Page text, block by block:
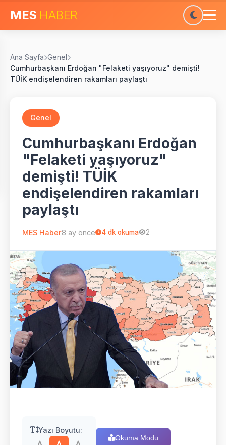
MES HABER
Ana Sayfa Genel
Cumhurbaşkanı Erdoğan "Felaketi yaşıyoruz" demişti!
TÜİK endişelendiren rakamları paylaştı
Genel
Cumhurbaşkanı Erdoğan
"Felaketi yaşıyoruz"
demişti! TÜİK
endişelendiren rakamları
paylaştı
MES Haber8 ay önce 4 dk okuma 2
Yazı Boyutu:
Okuma Modu